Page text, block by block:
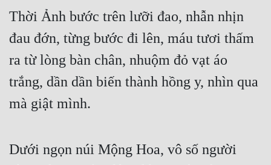
Thời Ảnh bước trên lưỡi đao, nhẫn nhịn
đau đớn, từng bước đi lên, máu tươi thấm
ra từ lòng bàn chân, nhuộm đỏ vạt áo
trắng, dần dần biến thành hồng y, nhìn qua
mà giật mình.
Dưới ngọn núi Mộng Hoa, vô số người